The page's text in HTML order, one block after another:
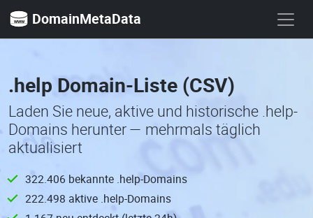
DomainMetaData
.help Domain-Liste (CSV)
Laden Sie neue, aktive und historische .help-
Domains herunter — mehrmals täglich
aktualisiert
322.406 bekannte .help-Domains
222.498 aktive .help-Domains